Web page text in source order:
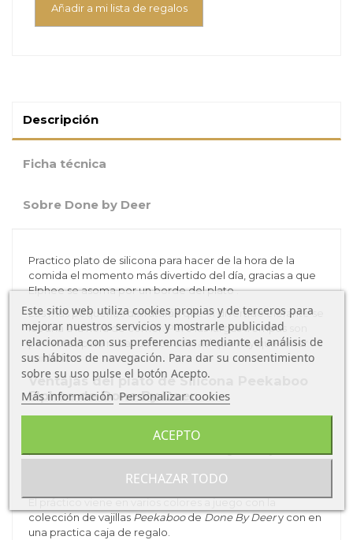
Añadir a mi lista de regalos
Descripción
Ficha técnica
Sobre Done by Deer
Practico plato de silicona para hacer de la hora de la
comida el momento más divertido del día, gracias a que
Elphee se asoma por un borde del plato .
Los más pequeños disfrutarán que el divertido elefante se
les una a la hora de comer. Pero las largas trompas son
perfectos para robar un bocado, así que hay que tener
cuidado.
Ventajas del plato de Silicona Peekaboo
Elphee de Done By Deer
El adorable platode Done By Deerestá hecho de silicona
de grado alimenticio, lo que lo hace duradero y perfecto
El práctico viene en varios colores a juego con la
colección de vajillasPeekaboodeDone By Deery con en
una practica caja de regalo.
Este sitio web utiliza cookies propias y de terceros para
mejorar nuestros servicios y mostrarle publicidad
relacionada con sus preferencias mediante el análisis de
sus hábitos de navegación. Para dar su consentimiento
sobre su uso pulse el botón Acepto.
Más información Personalizar cookies
RECHAZAR TODO
ACEPTO